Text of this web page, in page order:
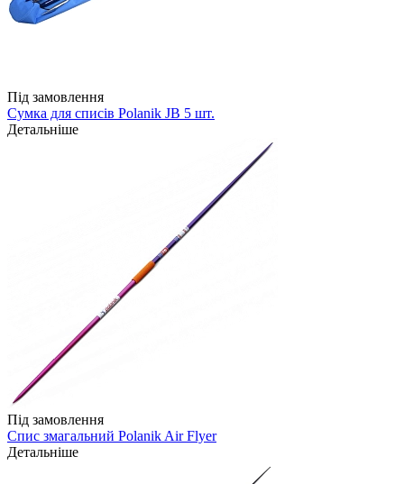
Під замовлення
Сумка для списів Polanik JB 5 шт.
Детальніше
Під замовлення
Спис змагальний Polanik Air Flyer
Детальніше